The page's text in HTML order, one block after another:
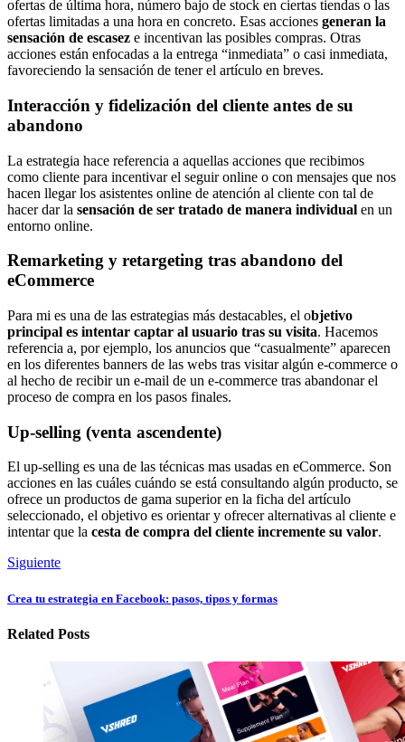
ofertas de última hora, número bajo de stock en ciertas tiendas o las
ofertas limitadas a una hora en concreto. Esas acciones generan la
sensación de escasez e incentivan las posibles compras. Otras
acciones están enfocadas a la entrega “inmediata” o casi inmediata,
favoreciendo la sensación de tener el artículo en breves.
Interacción y fidelización del cliente antes de su
abandono
La estrategia hace referencia a aquellas acciones que recibimos
como cliente para incentivar el seguir online o con mensajes que nos
hacen llegar los asistentes online de atención al cliente con tal de
hacer dar la sensación de ser tratado de manera individual en un
entorno online.
Remarketing y retargeting tras abandono del
eCommerce
Para mi es una de las estrategias más destacables, el objetivo
principal es intentar captar al usuario tras su visita. Hacemos
referencia a, por ejemplo, los anuncios que “casualmente” aparecen
en los diferentes banners de las webs tras visitar algún e-commerce o
al hecho de recibir un e-mail de un e-commerce tras abandonar el
proceso de compra en los pasos finales.
Up-selling (venta ascendente)
El up-selling es una de las técnicas mas usadas en eCommerce. Son
acciones en las cuáles cuándo se está consultando algún producto, se
ofrece un productos de gama superior en la ficha del artículo
seleccionado, el objetivo es orientar y ofrecer alternativas al cliente e
intentar que la cesta de compra del cliente incremente su valor.
Siguiente
Crea tu estrategia en Facebook: pasos, tipos y formas
Related Posts